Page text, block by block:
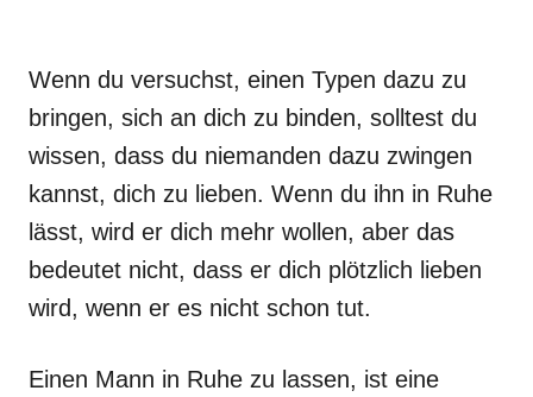
Wenn du versuchst, einen Typen dazu zu
bringen, sich an dich zu binden, solltest du
wissen, dass du niemanden dazu zwingen
kannst, dich zu lieben. Wenn du ihn in Ruhe
lässt, wird er dich mehr wollen, aber das
bedeutet nicht, dass er dich plötzlich lieben
wird, wenn er es nicht schon tut.
Einen Mann in Ruhe zu lassen, ist eine